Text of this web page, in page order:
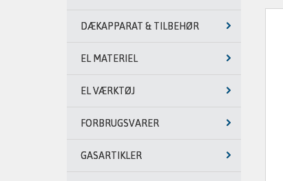
DÆKAPPARAT & TILBEHØR
EL MATERIEL
EL VÆRKTØJ
FORBRUGSVARER
GASARTIKLER